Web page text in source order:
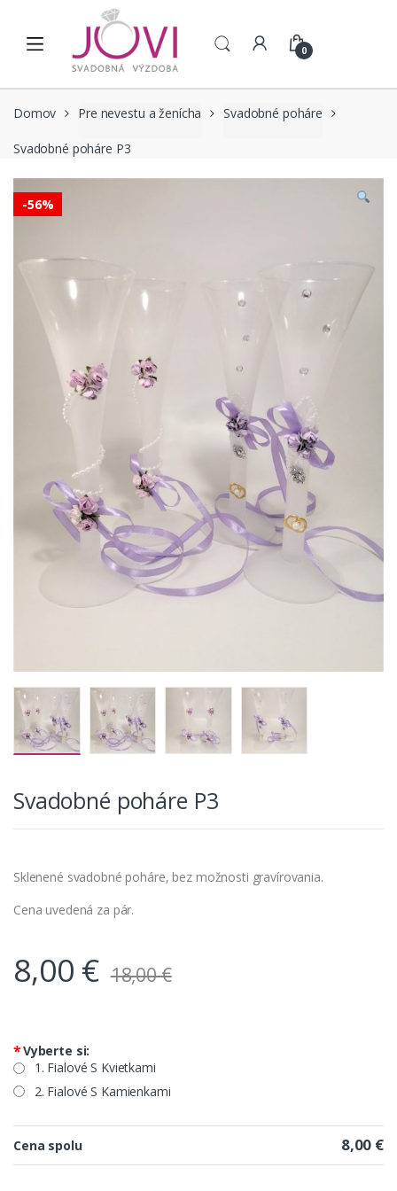
0
Domov Pre nevestu a ženícha Svadobné poháre
Svadobné poháre P3
-56%
Svadobné poháre P3
Sklenené svadobné poháre, bez možnosti gravírovania.
Cena uvedená za pár.
8,00 € 18,00€
*Vyberte si:
1. Fialové S Kvietkami
2. Fialové S Kamienkami
Cena spolu 8,00 €